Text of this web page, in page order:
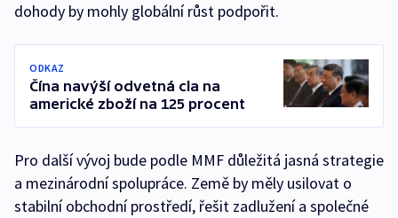
dohody by mohly globální růst podpořit.
ODKAZ
Čína navýší odvetná cla na
americké zboží na 125 procent
Pro další vývoj bude podle MMF důležitá jasná strategie
a mezinárodní spolupráce. Země by měly usilovat o
stabilní obchodní prostředí, řešit zadlužení a společné